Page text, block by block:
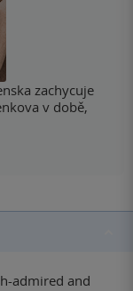
zachycuje
v době,
admired and